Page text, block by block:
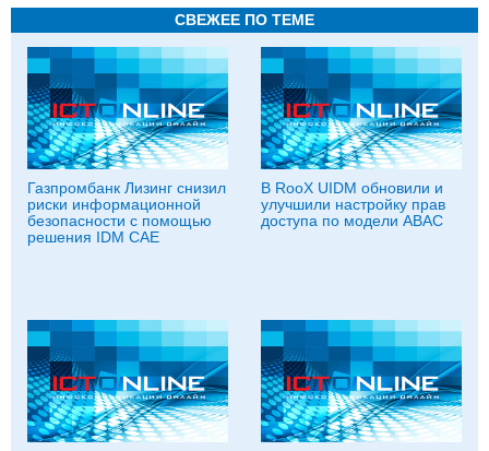
СВЕЖЕЕ ПО ТЕМЕ
Газпромбанк Лизинг снизил
риски информационной
безопасности с помощью
решения IDM CAE
В RooX UIDM обновили и
улучшили настройку прав
доступа по модели ABAC